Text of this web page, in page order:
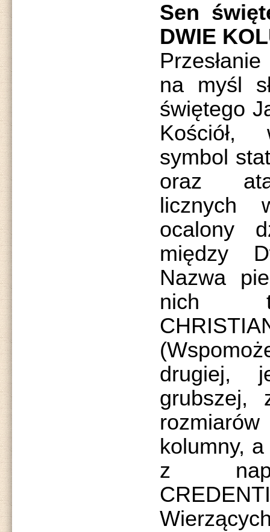
Sen
DWIE
na myśl
świętego
Kościół,
symbol
oraz
licznych
ocalony
między
Nazwa
nich
drugiej,
grubszej,
rozmiarów
kolumny,
z